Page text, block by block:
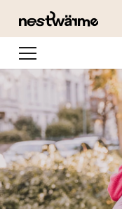
Navigation